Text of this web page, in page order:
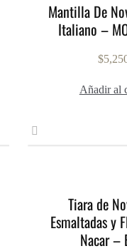
Mantilla De
Italiano –
$
Añadir al
Tiara de
Esmaltadas y
Nacar –